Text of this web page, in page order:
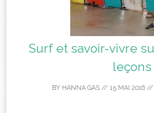
Surf et savoir-vivre
leçons
BY HANNA GAS// 15 MAI 2016//